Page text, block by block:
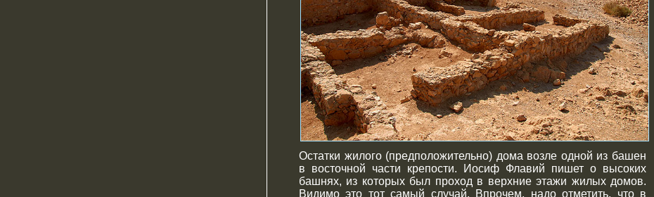
Остатки жилого (предположительно) дома возле одной из башен
в восточной части крепости. Иосиф Флавий пишет о высоких
башнях, из которых был проход в верхние этажи жилых домов.
Видимо это тот самый случай. Впрочем, надо отметить, что в